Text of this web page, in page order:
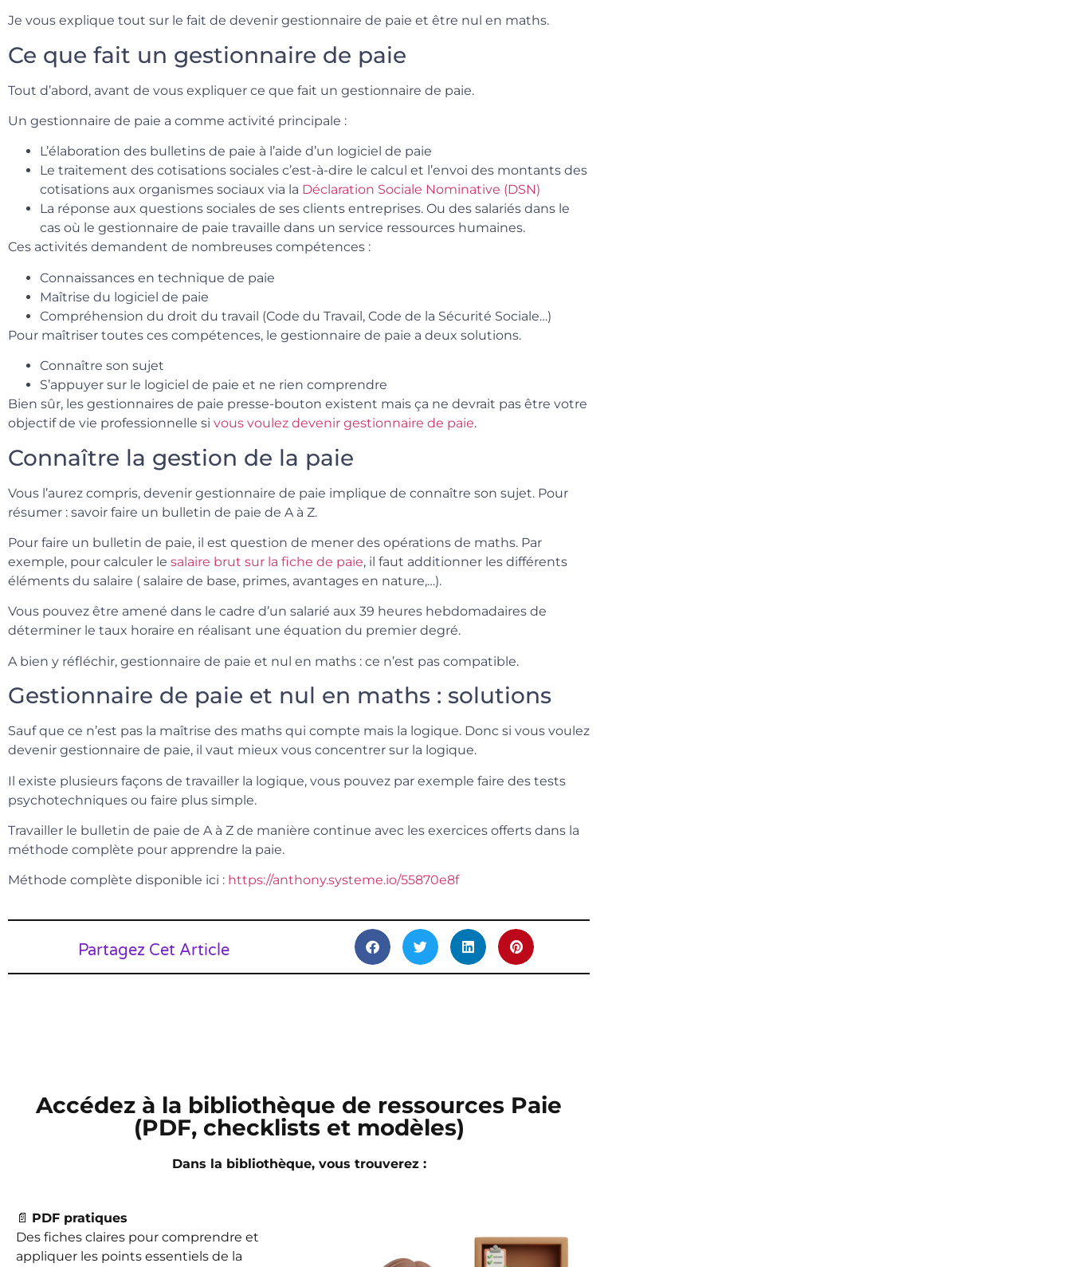
Je vous explique tout sur le fait de devenir gestionnaire de paie et être nul en maths.
Ce que fait un gestionnaire de paie
Tout d’abord, avant de vous expliquer ce que fait un gestionnaire de paie.
Un gestionnaire de paie a comme activité principale :
L’élaboration des bulletins de paie à l’aide d’un logiciel de paie
Le traitement des cotisations sociales c’est-à-dire le calcul et l’envoi des montants des
cotisations aux organismes sociaux via la Déclaration Sociale Nominative (DSN)
La réponse aux questions sociales de ses clients entreprises. Ou des salariés dans le
cas où le gestionnaire de paie travaille dans un service ressources humaines.
Ces activités demandent de nombreuses compétences :
Connaissances en technique de paie
Maîtrise du logiciel de paie
Compréhension du droit du travail (Code du Travail, Code de la Sécurité Sociale…)
Pour maîtriser toutes ces compétences, le gestionnaire de paie a deux solutions.
Connaître son sujet
S’appuyer sur le logiciel de paie et ne rien comprendre
Bien sûr, les gestionnaires de paie presse-bouton existent mais ça ne devrait pas être votre
objectif de vie professionnelle si vous voulez devenir gestionnaire de paie.
Connaître la gestion de la paie
Vous l’aurez compris, devenir gestionnaire de paie implique de connaître son sujet. Pour
résumer : savoir faire un bulletin de paie de A à Z.
Pour faire un bulletin de paie, il est question de mener des opérations de maths. Par
exemple, pour calculer le salaire brut sur la fiche de paie, il faut additionner les différents
éléments du salaire ( salaire de base, primes, avantages en nature,…).
Vous pouvez être amené dans le cadre d’un salarié aux 39 heures hebdomadaires de
déterminer le taux horaire en réalisant une équation du premier degré.
A bien y réfléchir, gestionnaire de paie et nul en maths : ce n’est pas compatible.
Gestionnaire de paie et nul en maths : solutions
Sauf que ce n’est pas la maîtrise des maths qui compte mais la logique. Donc si vous voulez
devenir gestionnaire de paie, il vaut mieux vous concentrer sur la logique.
Il existe plusieurs façons de travailler la logique, vous pouvez par exemple faire des tests
psychotechniques ou faire plus simple.
Travailler le bulletin de paie de A à Z de manière continue avec les exercices offerts dans la
méthode complète pour apprendre la paie.
Méthode complète disponible ici : https://anthony.systeme.io/55870e8f
Partagez Cet Article
Accédez à la bibliothèque de ressources Paie
(PDF, checklists et modèles)
Dans la bibliothèque, vous trouverez :
📄 PDF pratiques
Des fiches claires pour comprendre et
appliquer les points essentiels de la